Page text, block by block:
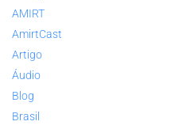
AMIRT
AmirtCast
Artigo
Áudio
Blog
Brasil